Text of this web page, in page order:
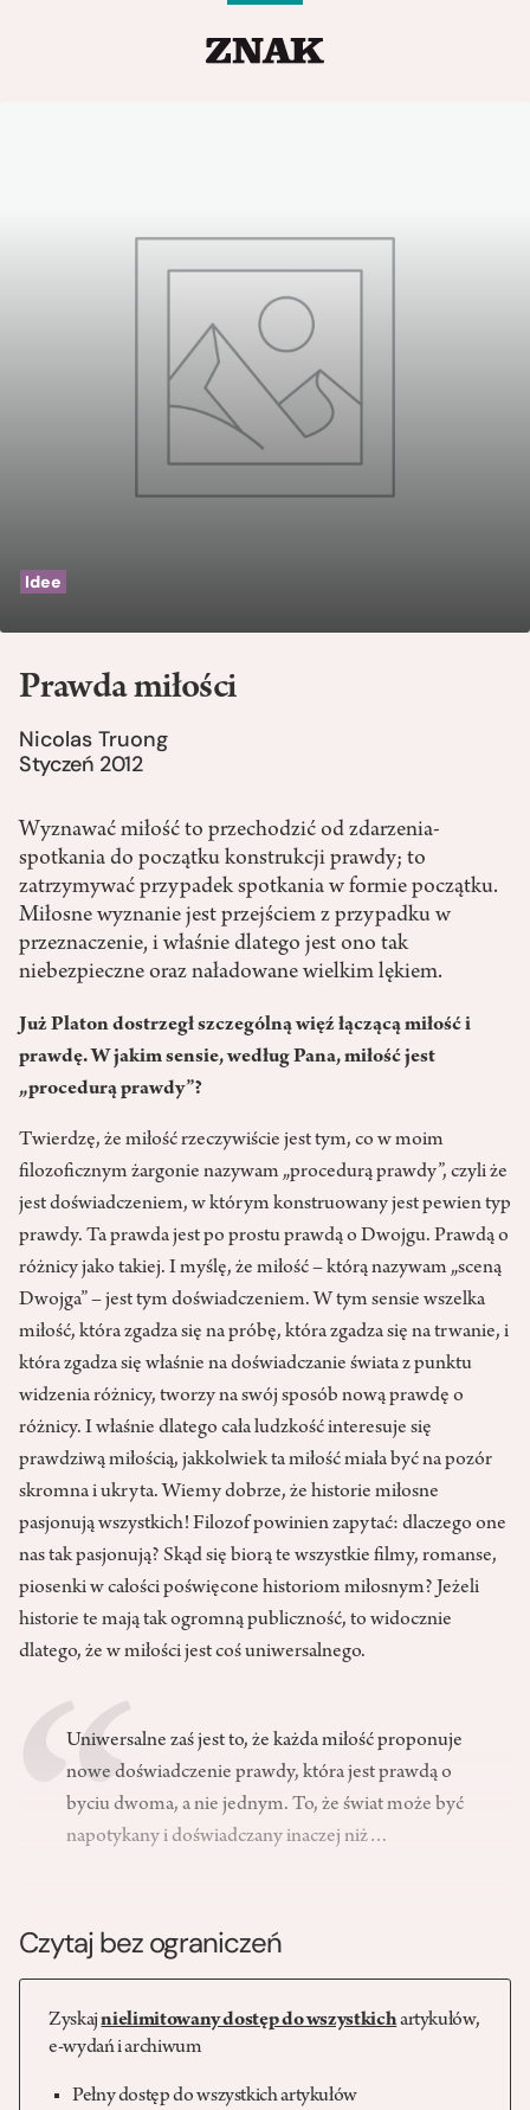
Idee
Prawda miłości
Nicolas Truong
Styczeń 2012
Wyznawać miłość to przechodzić od zdarzenia-
spotkania do początku konstrukcji prawdy; to
zatrzymywać przypadek spotkania w formie początku.
Miłosne wyznanie jest przejściem z przypadku w
przeznaczenie, i właśnie dlatego jest ono tak
niebezpieczne oraz naładowane wielkim lękiem.
Już Platon dostrzegł szczególną więź łączącą miłość i
prawdę. W jakim sensie, według Pana, miłość jest
„procedurą prawdy”?
Twierdzę, że miłość rzeczywiście jest tym, co w moim
filozoficznym żargonie nazywam „procedurą prawdy”, czyli że
jest doświadczeniem, w którym konstruowany jest pewien typ
prawdy. Ta prawda jest po prostu prawdą o Dwojgu. Prawdą o
różnicy jako takiej. I myślę, że miłość – którą nazywam „sceną
Dwojga” – jest tym doświadczeniem. W tym sensie wszelka
miłość, która zgadza się na próbę, która zgadza się na trwanie, i
która zgadza się właśnie na doświadczanie świata z punktu
widzenia różnicy, tworzy na swój sposób nową prawdę o
różnicy. I właśnie dlatego cała ludzkość interesuje się
prawdziwą miłością, jakkolwiek ta miłość miała być na pozór
skromna i ukryta. Wiemy dobrze, że historie miłosne
pasjonują wszystkich! Filozof powinien zapytać: dlaczego one
nas tak pasjonują? Skąd się biorą te wszystkie filmy, romanse,
piosenki w całości poświęcone historiom miłosnym? Jeżeli
historie te mają tak ogromną publiczność, to widocznie
dlatego, że w miłości jest coś uniwersalnego.
Uniwersalne zaś jest to, że każda miłość proponuje
nowe doświadczenie prawdy, która jest prawdą o
byciu dwoma, a nie jednym. To, że świat może być
napotykany i doświadczany inaczej niż…
Czytaj bez ograniczeń
Zyskajnielimitowany dostęp do wszystkichartykułów,
e-wydań i archiwum
Pełny dostęp do wszystkich artykułów